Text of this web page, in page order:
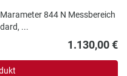
844 N Messbereich
...
1.130,00 €